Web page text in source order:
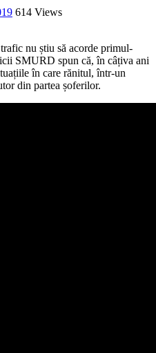
614 Views
nu știu să acorde primul-
SMURD spun că, în câțiva ani
în care rănitul, într-un
din partea șoferilor.